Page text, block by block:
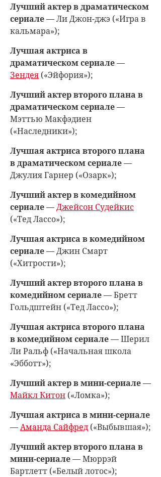
Лучший актер в драматическом
сериале— Ли Джон-джэ («Игра в
кальмара»);
Лучшая актриса в
драматическом сериале—
Зендея («Эйфория»);
Лучший актер второго плана в
драматическом сериале—
Мэттью Макфэдиен
(«Наследники»);
Лучшая актриса второго плана
в драматическом сериале—
Джулия Гарнер («Озарк»);
Лучший актер в комедийном
сериале—Джейсон Судейкис
(«Тед Лассо»);
Лучшая актриса в комедийном
сериале— Джин Смарт
(«Хитрости»);
Лучший актер второго плана в
комедийном сериале— Бретт
Гольдштейн («Тед Лассо»);
Лучшая актриса второго плана
в комедийном сериале— Шерил
Ли Ральф («Начальная школа
«Эбботт»);
Лучший актер в мини-сериале—
Майкл Китон («Ломка»);
Лучшая актриса в мини-сериале
—Аманда Сайфред («Выбывшая»);
Лучший актер второго плана в
мини-сериале— Мюррэй
Бартлетт («Белый лотос»);